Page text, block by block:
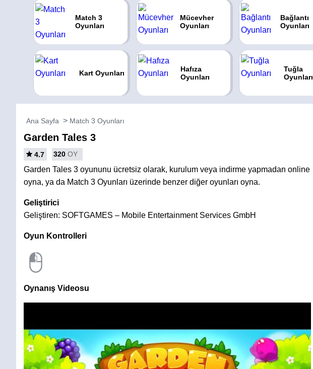
Match 3
Oyunları
Mücevher
Oyunları
Bağlantı
Oyunları
Kart Oyunları
Hafıza
Oyunları
Tuğla
Oyunları
Ana Sayfa Match 3 Oyunları
Garden Tales 3
4.7 320 OY
Garden Tales 3 oyununu ücretsiz olarak, kurulum veya indirme yapmadan online
oyna, ya da Match 3 Oyunları üzerinde benzer diğer oyunları oyna.
Geliştirici
Geliştiren: SOFTGAMES – Mobile Entertainment Services GmbH
Oyun Kontrolleri
Oynanış Videosu